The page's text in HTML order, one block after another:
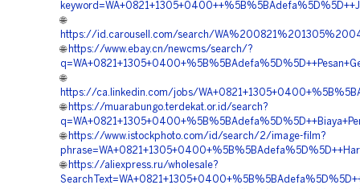
🌐
https://id.carousell.com/search/
🌐 https://www.ebay.cn/newcms/search/?
🌐
https://ca.linkedin.com/jobs/
🌐 https://muarabungo.terdekat.or.id/search?
🌐 https://www.istockphoto.com/id/search/2/image-film?
🌐 https://aliexpress.ru/wholesale?